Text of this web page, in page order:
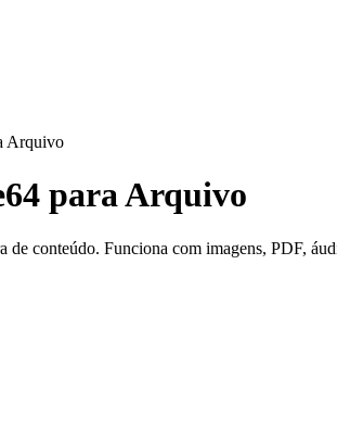
Arquivo
para Arquivo
conteúdo. Funciona com imagens, PDF,